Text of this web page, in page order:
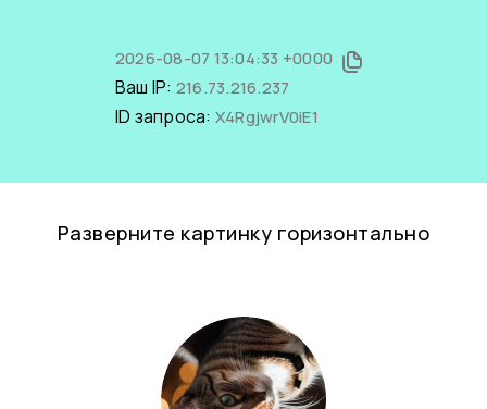
2026-08-07 13:04:33 +0000
Ваш IP: 216.73.216.237
ID запроса: X4RgjwrV0iE1
Разверните картинку горизонтально